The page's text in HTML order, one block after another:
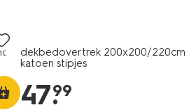
dekbedovertrek 200x200/220cm
katoen stipjes
47.
99